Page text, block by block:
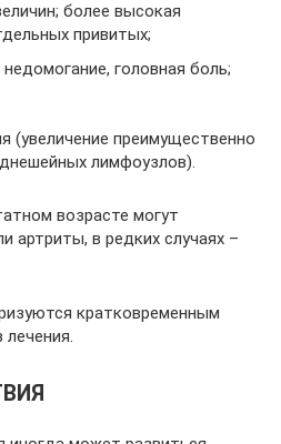
более высокая
привитых;
головная боль;
(увеличение преимущественно
лимфоузлов).
возрасте могут
артриты, в редких случаях –
кратковременным
лечения.